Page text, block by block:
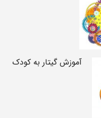
آموزش گیتار به کودک